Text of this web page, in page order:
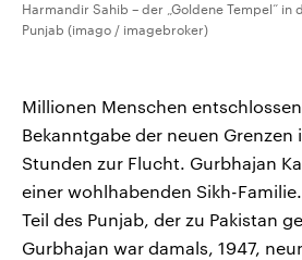
Harmandir Sahib – der „Goldene Tempel“ in
Punjab (imago / imagebroker)
Millionen Menschen
Bekanntgabe der neuen
Stunden zur Flucht. Gurbhajan
einer wohlhabenden Sikh-
Teil des Punjab, der zu Pakistan
Gurbhajan war damals, 1947,